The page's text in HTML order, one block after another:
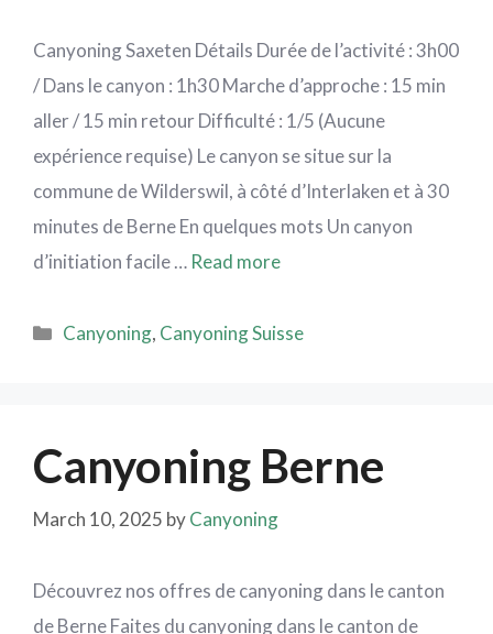
Canyoning Saxeten Détails Durée de l’activité : 3h00
/ Dans le canyon : 1h30 Marche d’approche : 15 min
aller / 15 min retour Difficulté : 1/5 (Aucune
expérience requise) Le canyon se situe sur la
commune de Wilderswil, à côté d’Interlaken et à 30
minutes de Berne En quelques mots Un canyon
d’initiation facile … Read more
Canyoning, Canyoning Suisse
Canyoning Berne
March 10, 2025 byCanyoning
Découvrez nos offres de canyoning dans le canton
de Berne Faites du canyoning dans le canton de